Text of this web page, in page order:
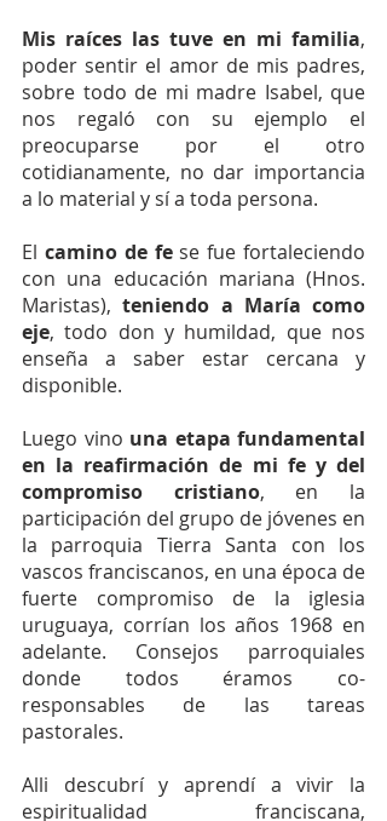
Mis raíces las tuve en mi familia,
poder sentir el amor de mis padres,
sobre todo de mi madre Isabel, que
nos regaló con su ejemplo el
preocuparse por el otro
cotidianamente, no dar importancia
a lo material y sí a toda persona.
El camino de fe se fue fortaleciendo
con una educación mariana (Hnos.
Maristas), teniendo a María como
eje, todo don y humildad, que nos
enseña a saber estar cercana y
disponible.
Luego vino una etapa fundamental
en la reafirmación de mi fe y del
compromiso cristiano, en la
participación del grupo de jóvenes en
la parroquia Tierra Santa con los
vascos franciscanos, en una época de
fuerte compromiso de la iglesia
uruguaya, corrían los años 1968 en
adelante. Consejos parroquiales
donde todos éramos co-
responsables de las tareas
pastorales.
Alli descubrí y aprendí a vivir la